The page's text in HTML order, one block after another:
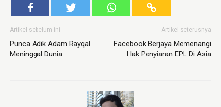
Artikel sebelum ini
Punca Adik Adam Rayqal
Meninggal Dunia.
Artikel seterusnya
Facebook Berjaya Memenangi
Hak Penyiaran EPL Di Asia